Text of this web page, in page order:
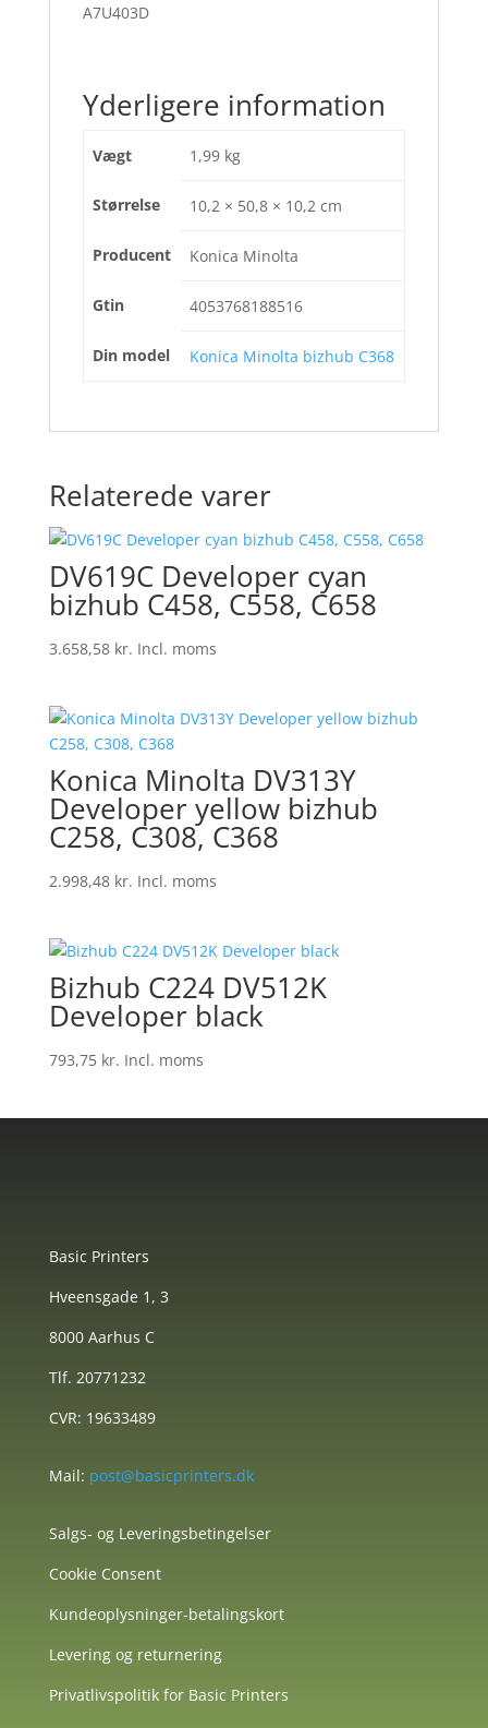
A7U403D
Yderligere information
Vægt 1,99 kg
Størrelse 10,2 × 50,8 × 10,2 cm
Producent Konica Minolta
Gtin 4053768188516
Din model Konica Minolta bizhub C368
Relaterede varer
DV619C Developer cyan
bizhub C458, C558, C658
3.658,58 kr. Incl. moms
Konica Minolta DV313Y
Developer yellow bizhub
C258, C308, C368
2.998,48 kr. Incl. moms
Bizhub C224 DV512K
Developer black
793,75 kr. Incl. moms
Basic Printers
Hveensgade 1, 3
8000 Aarhus C
Tlf. 20771232
CVR: 19633489
Mail: post@basicprinters.dk
Salgs- og Leveringsbetingelser
Cookie Consent
Kundeoplysninger-betalingskort
Levering og returnering
Privatlivspolitik for Basic Printers